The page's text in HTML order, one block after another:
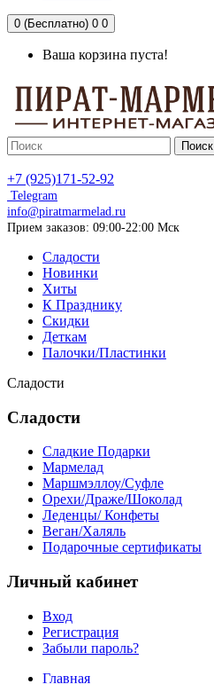
0 (Бесплатно) 0 0
Ваша корзина пуста!
Поиск
+7 (925)171-52-92
Telegram
info@piratmarmelad.ru
Прием заказов: 09:00-22:00 Мск
Сладости
Новинки
Хиты
К Празднику
Скидки
Деткам
Палочки/Пластинки
Сладости
Сладости
Сладкие Подарки
Мармелад
Маршмэллоу/Суфле
Орехи/Драже/Шоколад
Леденцы/ Конфеты
Веган/Халяль
Подарочные сертификаты
Личный кабинет
Вход
Регистрация
Забыли пароль?
Главная